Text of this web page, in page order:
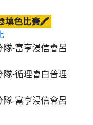
填色比賽🖍️
-富亨浸信會呂
隊-循理會白普理
-富亨浸信會呂